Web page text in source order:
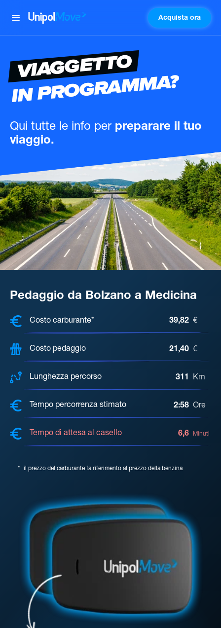
UnipolMove Acquista ora
VIAGGETTO
IN PROGRAMMA?
Qui tutte le info per preparare il tuo
viaggio.
Pedaggio da Bolzano a Medicina
COSTI, DISTANZA, TEMPO DI
Costo carburante* 39,82 €
Costo pedaggio 21,40 €
Lunghezza percorso 311 Km
Tempo percorrenza stimato 2:58 Ore
Tempo di attesa al casello 6,6 Minuti
* il prezzo del carburante fa riferimento al prezzo della benzina